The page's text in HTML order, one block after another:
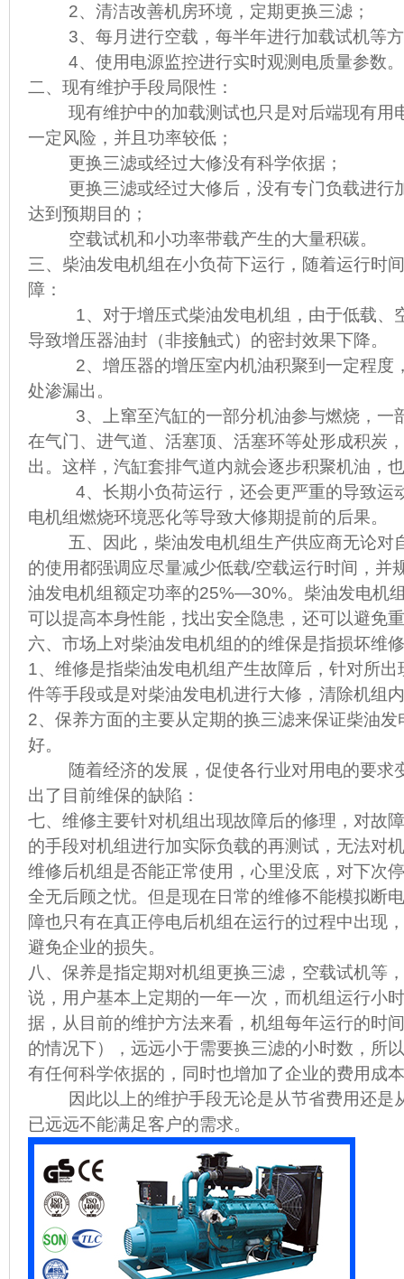
2、清洁改善机房环境，定期更换三滤；
3、每月进行空载，每半年进行加载试机等方
4、使用电源监控进行实时观测电质量参数。
二、现有维护手段局限性：
现有维护中的加载测试也只是对后端现有用
一定风险，并且功率较低；
更换三滤或经过大修没有科学依据；
更换三滤或经过大修后，没有专门负载进行
达到预期目的；
空载试机和小功率带载产生的大量积碳。
三、柴油发电机组在小负荷下运行，随着运行时
障：
1、对于增压式柴油发电机组，由于低载、
导致增压器油封（非接触式）的密封效果下降。
2、增压器的增压室内机油积聚到一定程度
处渗漏出。
3、上窜至汽缸的一部分机油参与燃烧，一
在气门、进气道、活塞顶、活塞环等处形成积炭
出。这样，汽缸套排气道内就会逐步积聚机油，
4、长期小负荷运行，还会更严重的导致运
电机组燃烧环境恶化等导致大修期提前的后果。
五、因此，柴油发电机组生产供应商无论对
的使用都强调应尽量减少低载/空载运行时间，并
油发电机组额定功率的25%—30%。柴油发电机
可以提高本身性能，找出安全隐患，还可以避免
六、市场上对柴油发电机组的的维保是指损坏维
1、维修是指柴油发电机组产生故障后，针对所
件等手段或是对柴油发电机进行大修，清除机组
2、保养方面的主要从定期的换三滤来保证柴油
好。
随着经济的发展，促使各行业对用电的要求
出了目前维保的缺陷：
七、维修主要针对机组出现故障后的修理，对故
的手段对机组进行加实际负载的再测试，无法对
维修后机组是否能正常使用，心里没底，对下次
全无后顾之忧。但是现在日常的维修不能模拟断
障也只有在真正停电后机组在运行的过程中出现
避免企业的损失。
八、保养是指定期对机组更换三滤，空载试机等
说，用户基本上定期的一年一次，而机组运行小
据，从目前的维护方法来看，机组每年运行的时
的情况下），远远小于需要换三滤的小时数，所
有任何科学依据的，同时也增加了企业的费用成
因此以上的维护手段无论是从节省费用还是
已远远不能满足客户的需求。